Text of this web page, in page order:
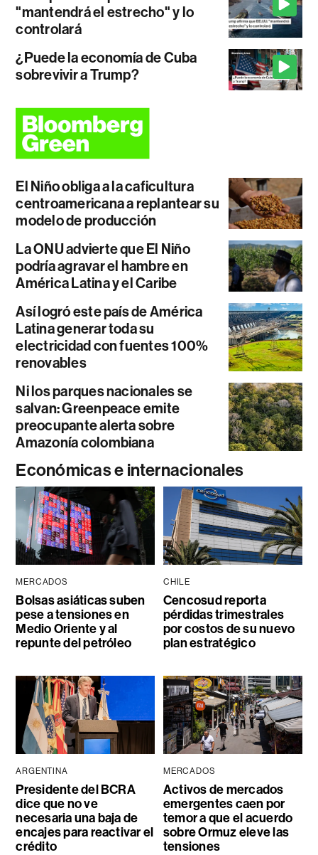
"mantendrá el estrecho" y lo
controlará
¿Puede la economía de Cuba
sobrevivir a Trump?
El Niño obliga a la caficultura
centroamericana a replantear su
modelo de producción
La ONU advierte que El Niño
podría agravar el hambre en
América Latina y el Caribe
Así logró este país de América
Latina generar toda su
electricidad con fuentes 100%
renovables
Ni los parques nacionales se
salvan: Greenpeace emite
preocupante alerta sobre
Amazonía colombiana
Económicas e internacionales
MERCADOS
Bolsas asiáticas suben
pese a tensiones en
Medio Oriente y al
repunte del petróleo
CHILE
Cencosud reporta
pérdidas trimestrales
por costos de su nuevo
plan estratégico
ARGENTINA
Presidente del BCRA
dice que no ve
necesaria una baja de
encajes para reactivar el
crédito
MERCADOS
Activos de mercados
emergentes caen por
temor a que el acuerdo
sobre Ormuz eleve las
tensiones